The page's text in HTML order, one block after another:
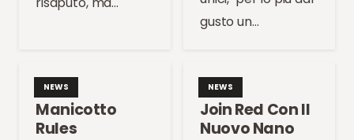
gusto un…
NEWS
Manicotto
Rules
NEWS
Join Red Con Il
Nuovo Nano